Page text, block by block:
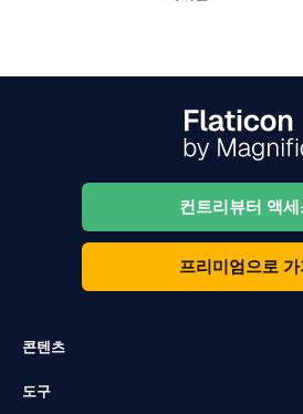
컨트리뷰터 액
프리미엄으로 가
콘텐츠
도구